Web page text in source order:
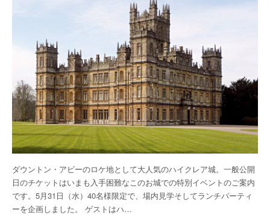
ダウントン・アビーのロケ地として大人気のハイクレア城。一般公開
日のチケットはいまも入手困難なこのお城での特別イベントのご案内
です。5月31日（水）40名様限定で、場内見学そしてランチパーティ
ーを企画しました。 ゲストはハ…